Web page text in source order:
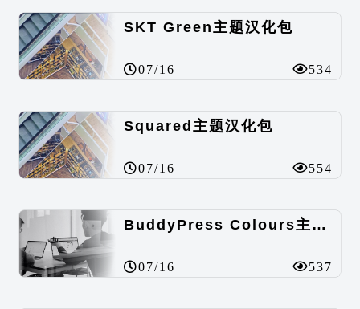
SKT Green主题汉化包
07/16 534
Squared主题汉化包
07/16 554
BuddyPress Colours主题汉化包
07/16 537